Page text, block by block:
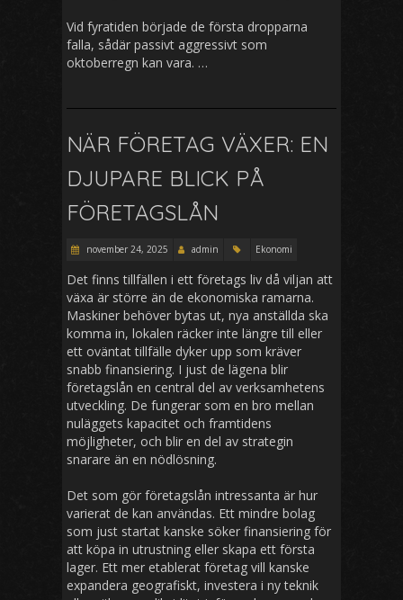
Vid fyratiden började de första dropparna
falla, sådär passivt aggressivt som
oktoberregn kan vara. …
NÄR FÖRETAG VÄXER: EN
DJUPARE BLICK PÅ
FÖRETAGSLÅN
november 24, 2025 admin Ekonomi
Det finns tillfällen i ett företags liv då viljan att
växa är större än de ekonomiska ramarna.
Maskiner behöver bytas ut, nya anställda ska
komma in, lokalen räcker inte längre till eller
ett oväntat tillfälle dyker upp som kräver
snabb finansiering. I just de lägena blir
företagslån en central del av verksamhetens
utveckling. De fungerar som en bro mellan
nuläggets kapacitet och framtidens
möjligheter, och blir en del av strategin
snarare än en nödlösning.
Det som gör företagslån intressanta är hur
varierat de kan användas. Ett mindre bolag
som just startat kanske söker finansiering för
att köpa in utrustning eller skapa ett första
lager. Ett mer etablerat företag vill kanske
expandera geografiskt, investera i ny teknik